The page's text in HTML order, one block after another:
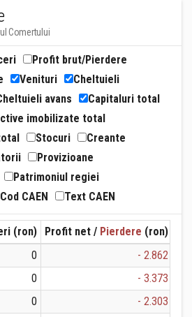
Comertului
Profit brut/Pierdere
Venituri
Cheltuieli
avans
Capitaluri total
imobilizate total
Stocuri
Creante
Provizioane
Patrimoniul regiei
Cod CAEN Text CAEN
(ron) Profit net / Pierdere (ron)
0
- 2.862
0
- 3.373
0
- 2.303